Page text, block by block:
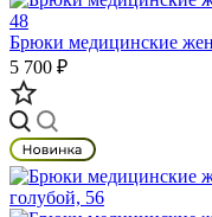
Брюки медицинские
5 700 ₽